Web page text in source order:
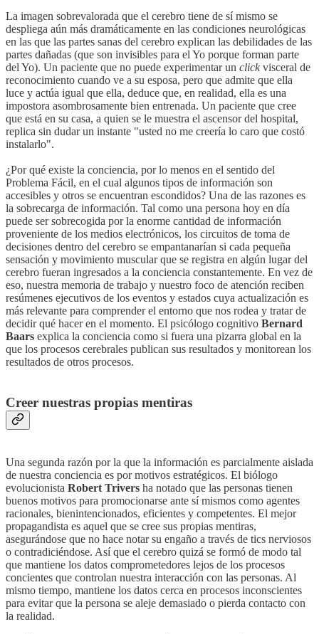
La imagen sobrevalorada que el cerebro tiene de sí mismo se
despliega aún más dramáticamente en las condiciones neurológicas
en las que las partes sanas del cerebro explican las debilidades de las
partes dañadas (que son invisibles para el Yo porque forman parte
del Yo). Un paciente que no puede experimentar un clickvisceral de
reconocimiento cuando ve a su esposa, pero que admite que ella
luce y actúa igual que ella, deduce que, en realidad, ella es una
impostora asombrosamente bien entrenada. Un paciente que cree
que está en su casa, a quien se le muestra el ascensor del hospital,
replica sin dudar un instante "usted no me creería lo caro que costó
instalarlo".
¿Por qué existe la conciencia, por lo menos en el sentido del
Problema Fácil, en el cual algunos tipos de información son
accesibles y otros se encuentran escondidos? Una de las razones es
la sobrecarga de información. Tal como una persona hoy en día
puede ser sobrecogida por la enorme cantidad de información
proveniente de los medios electrónicos, los circuitos de toma de
decisiones dentro del cerebro se empantanarían si cada pequeña
sensación y movimiento muscular que se registra en algún lugar del
cerebro fueran ingresados a la conciencia constantemente. En vez de
eso, nuestra memoria de trabajo y nuestro foco de atención reciben
resúmenes ejecutivos de los eventos y estados cuya actualización es
más relevante para comprender el entorno que nos rodea y tratar de
decidir qué hacer en el momento. El psicólogo cognitivo Bernard
Baars explica la conciencia como si fuera una pizarra global en la
que los procesos cerebrales publican sus resultados y monitorean los
resultados de otros procesos.
Creer nuestras propias mentiras
Una segunda razón por la que la información es parcialmente aislada
de nuestra conciencia es por motivos estratégicos. El biólogo
evolucionista Robert Trivers ha notado que las personas tienen
buenos motivos para promocionarse ante sí mismos como agentes
racionales, bienintencionados, eficientes y competentes. El mejor
propagandista es aquel que se cree sus propias mentiras,
asegurándose que no hace notar su engaño a través de tics nerviosos
o contradiciéndose. Así que el cerebro quizá se formó de modo tal
que mantiene los datos comprometedores lejos de los procesos
concientes que controlan nuestra interacción con las personas. Al
mismo tiempo, mantiene los datos cerca en procesos inconscientes
para evitar que la persona se aleje demasiado o pierda contacto con
la realidad.